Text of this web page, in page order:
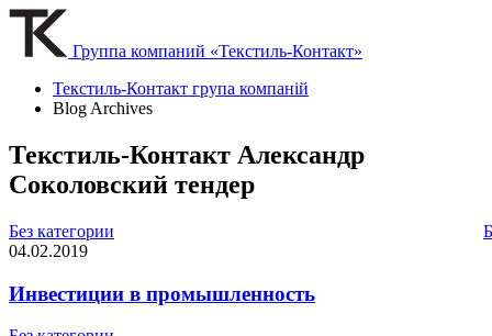
Группа компаний «Текстиль-Контакт»
Текстиль-Контакт група компаній
Blog Archives
Текстиль-Контакт Александр
Соколовский тендер
Без категории
04.02.2019
Инвестиции в промышленность